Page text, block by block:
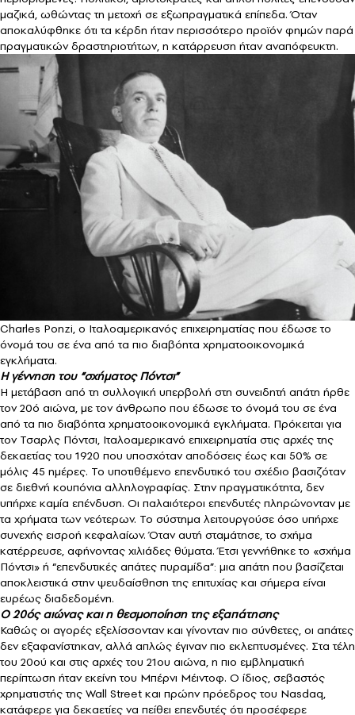
μαζικά, ωθώντας τη μετοχή σε εξωπραγματικά επίπεδα. Όταν
αποκαλύφθηκε ότι τα κέρδη ήταν περισσότερο προϊόν φημών παρά
πραγματικών δραστηριοτήτων, η κατάρρευση ήταν αναπόφευκτη.
Charles Ponzi, o Ιταλοαμερικανός επιχειρηματίας που έδωσε το
όνομά του σε ένα από τα πιο διαβόητα χρηματοοικονομικά
εγκλήματα.
Η γέννηση του “σχήματος Πόντσι”
Η μετάβαση από τη συλλογική υπερβολή στη συνειδητή απάτη ήρθε
τον 20ό αιώνα, με τον άνθρωπο που έδωσε το όνομά του σε ένα
από τα πιο διαβόητα χρηματοοικονομικά εγκλήματα. Πρόκειται για
τον Τσαρλς Πόντσι, Ιταλοαμερικανό επιχειρηματία στις αρχές της
δεκαετίας του 1920 που υποσχόταν αποδόσεις έως και 50% σε
μόλις 45 ημέρες. Το υποτιθέμενο επενδυτικό του σχέδιο βασιζόταν
σε διεθνή κουπόνια αλληλογραφίας. Στην πραγματικότητα, δεν
υπήρχε καμία επένδυση. Οι παλαιότεροι επενδυτές πληρώνονταν με
τα χρήματα των νεότερων. Το σύστημα λειτουργούσε όσο υπήρχε
συνεχής εισροή κεφαλαίων. Όταν αυτή σταμάτησε, το σχήμα
κατέρρευσε, αφήνοντας χιλιάδες θύματα. Έτσι γεννήθηκε το «σχήμα
Πόντσι» ή “επενδυτικές απάτες πυραμίδα”: μια απάτη που βασίζεται
αποκλειστικά στην ψευδαίσθηση της επιτυχίας και σήμερα είναι
ευρέως διαδεδομένη.
Ο 20ός αιώνας και η θεσμοποίηση της εξαπάτησης
Καθώς οι αγορές εξελίσσονταν και γίνονταν πιο σύνθετες, οι απάτες
δεν εξαφανίστηκαν, αλλά απλώς έγιναν πιο εκλεπτυσμένες. Στα τέλη
του 20ού και στις αρχές του 21ου αιώνα, η πιο εμβληματική
περίπτωση ήταν εκείνη του Μπέρνι Μέιντοφ. Ο ίδιος, σεβαστός
χρηματιστής της Wall Street και πρώην πρόεδρος του Nasdaq,
κατάφερε για δεκαετίες να πείθει επενδυτές ότι προσέφερε